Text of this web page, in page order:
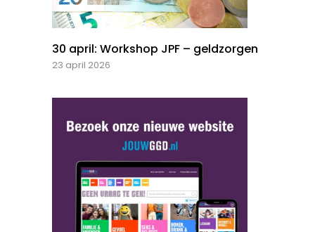
30 april: Workshop JPF – geldzorgen
23 april 2026